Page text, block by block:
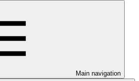
Main navigation